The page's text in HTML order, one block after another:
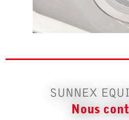
SUNNEX
Nous